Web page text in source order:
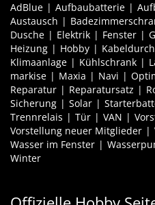
AdBlue Aufbaubatterie
Austausch
Dusche
Elektrik Fenster
Heizung
Hobby
Klimaanlage
Kühlschrank
markise
Maxia Navi
Reparatur
Reparatursatz
Sicherung
Solar
Trennrelais
Tür VAN
Vorstellung neuer Mitglieder
Wasser im Fenster
Winter